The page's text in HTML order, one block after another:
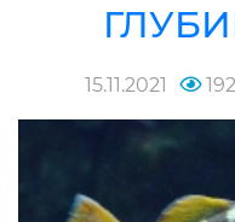
15.11.2021